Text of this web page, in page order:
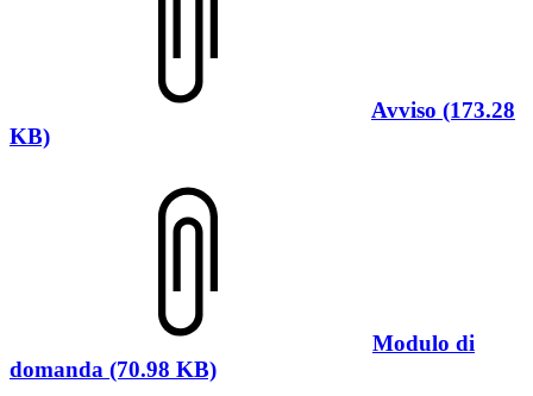
Avviso (173.28
KB)
Modulo di
domanda (70.98 KB)